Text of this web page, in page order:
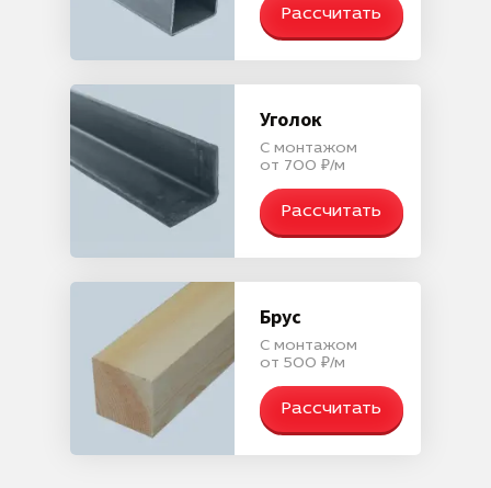
Рассчитать
Уголок
С монтажом
от 700 ₽/м
Рассчитать
Брус
С монтажом
от 500 ₽/м
Рассчитать